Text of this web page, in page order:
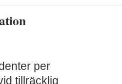
per
tillräcklig